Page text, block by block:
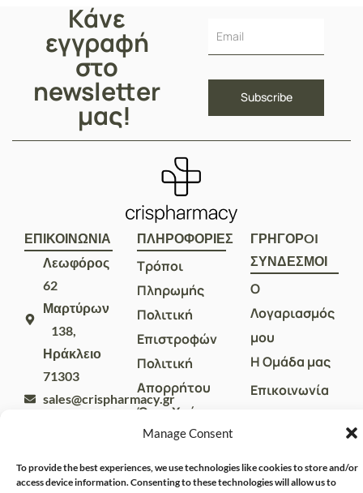
Manage Consent
To provide the best experiences, we use technologies like cookies to store and/or
access device information. Consenting to these technologies will allow us to
Κάνε
εγγραφή
στο
newsletter
μας!
ΕΠΙΚΟΙΝΩΝΙΑ
Λεωφόρος
62
Μαρτύρων
138,
Ηράκλειο
71303
sales@crispharmacy.gr
ΠΛΗΡΟΦΟΡΙΕΣ
Τρόποι
Πληρωμής
Πολιτική
Επιστροφών
Πολιτική
Απορρήτου
Όροι Χρήσης
ΓΡΗΓΟΡOI
ΣΥΝΔΕΣΜΟΙ
Ο
Λογαριασμός
μου
Η Ομάδα μας
Επικοινωνία